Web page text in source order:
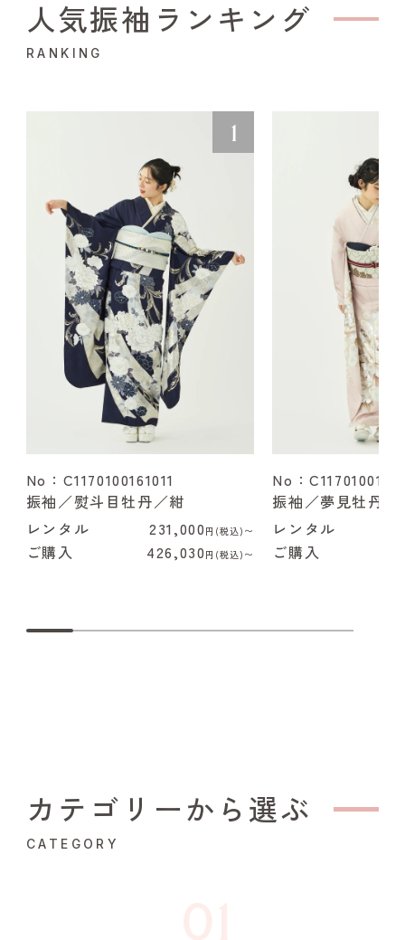
人気振袖ランキング
RANKING
No：C1170100161011
振袖／熨斗目牡丹／紺
レンタル
231,000 円(税込)〜
ご購入 426,030 円(税込)〜
No：
振袖／夢見牡丹／
レンタル
ご購入
カテゴリーから選ぶ
CATEGORY